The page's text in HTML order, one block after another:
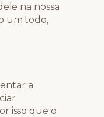
na nossa
um todo,
a
isso que o